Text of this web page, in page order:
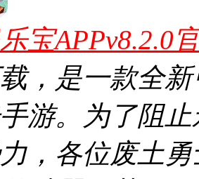
宝APPv8.2.0
，是一款全
游。为了阻
，各位废土